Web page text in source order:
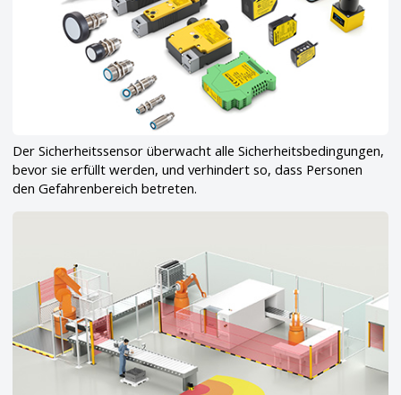
Der Sicherheitssensor überwacht alle Sicherheitsbedingungen,
bevor sie erfüllt werden, und verhindert so, dass Personen
den Gefahrenbereich betreten.